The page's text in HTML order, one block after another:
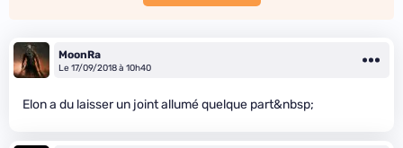
MoonRa
Le 17/09/2018 à 10h40
Elon a du laisser un joint allumé quelque part&nbsp;